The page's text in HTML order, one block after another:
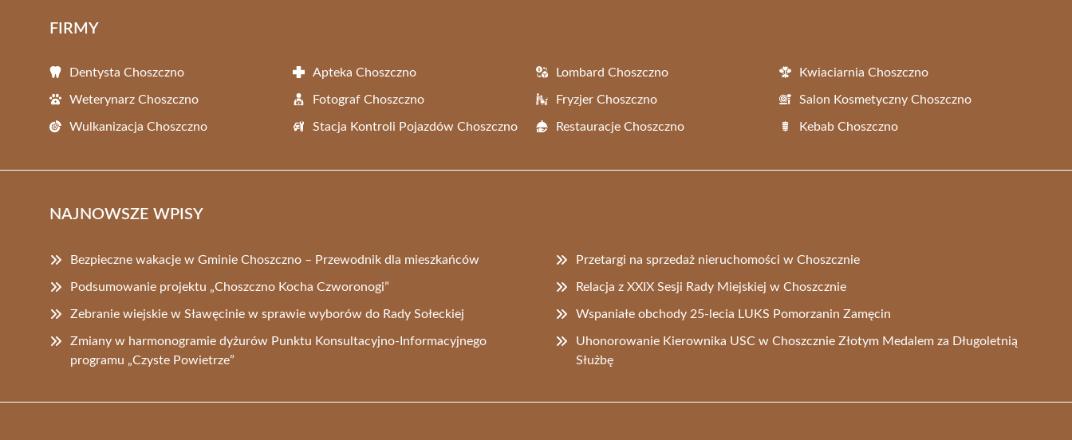
FIRMY
Dentysta Choszczno Apteka Choszczno Lombard Choszczno Kwiaciarnia Choszczno
Weterynarz Choszczno Fotograf Choszczno Fryzjer Choszczno Salon Kosmetyczny Choszczno
Wulkanizacja Choszczno Stacja Kontroli Pojazdów Choszczno Restauracje Choszczno Kebab Choszczno
NAJNOWSZE WPISY
Bezpieczne wakacje w Gminie Choszczno – Przewodnik dla mieszkańców Przetargi na sprzedaż nieruchomości w Choszcznie
Podsumowanie projektu „Choszczno Kocha Czworonogi” Relacja z XXIX Sesji Rady Miejskiej w Choszcznie
Zebranie wiejskie w Sławęcinie w sprawie wyborów do Rady Sołeckiej Wspaniałe obchody 25-lecia LUKS Pomorzanin Zamęcin
Zmiany w harmonogramie dyżurów Punktu Konsultacyjno-Informacyjnego
programu „Czyste Powietrze”
Uhonorowanie Kierownika USC w Choszcznie Złotym Medalem za Długoletnią
Służbę